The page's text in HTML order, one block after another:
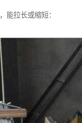
能拉长或缩短：